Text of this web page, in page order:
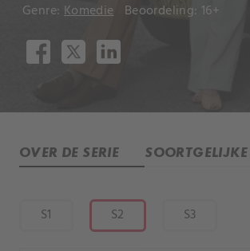
Genre: Komedie Beoordeling: 16+
OVER DE SERIE
S1 S2 S3